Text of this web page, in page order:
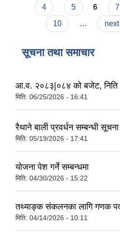
4
5 6 7
10
… next
सूचना तथा समाचार
आ.व. २०८३|०८४ को बजेट, निति
मिति: 06/25/2026 - 16:41
रैथाने बाली प्रवर्धन सम्बन्धी सूचना
मिति: 05/19/2026 - 17:41
योजना पेश गर्ने सम्बन्धमा
मिति: 04/30/2026 - 15:22
तथ्याङ्क संकलनका लागि गणक
मिति: 04/14/2026 - 10:11